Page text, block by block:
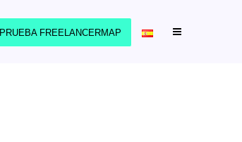
PRUEBA FREELANCERMAP